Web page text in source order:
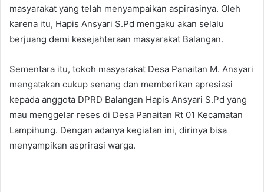
masyarakat yang telah menyampaikan aspirasinya. Oleh
karena itu, Hapis Ansyari S.Pd mengaku akan selalu
berjuang demi kesejahteraan masyarakat Balangan.
Sementara itu, tokoh masyarakat Desa Panaitan M. Ansyari
mengatakan cukup senang dan memberikan apresiasi
kepada anggota DPRD Balangan Hapis Ansyari S.Pd yang
mau menggelar reses di Desa Panaitan Rt 01 Kecamatan
Lampihung. Dengan adanya kegiatan ini, dirinya bisa
menyampikan asprirasi warga.